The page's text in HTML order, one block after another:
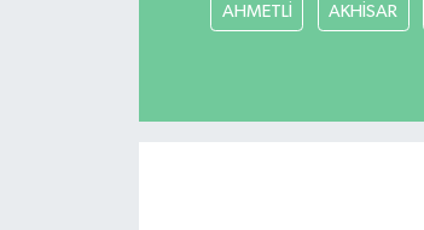
AHMETLİ AKHİSAR